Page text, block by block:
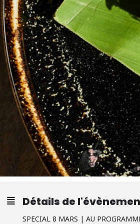
Détails de
SPECIAL 8 MARS | AU